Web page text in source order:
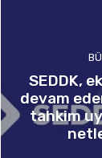
SEDDK,
devam
tahkim